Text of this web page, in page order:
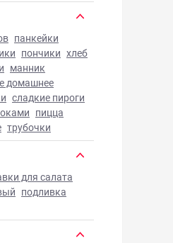
панкейки
пончики хлеб
манник
домашнее
сладкие пироги
пицца
трубочки
для салата
подливка